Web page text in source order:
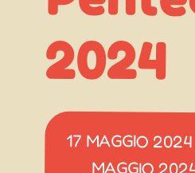
2024
17 MAGGIO 2024
MAGGIO